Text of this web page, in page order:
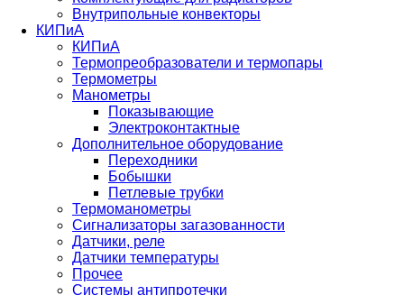
Внутрипольные конвекторы
КИПиА
КИПиА
Термопреобразователи и термопары
Термометры
Манометры
Показывающие
Электроконтактные
Дополнительное оборудование
Переходники
Бобышки
Петлевые трубки
Термоманометры
Сигнализаторы загазованности
Датчики, реле
Датчики температуры
Прочее
Системы антипротечки